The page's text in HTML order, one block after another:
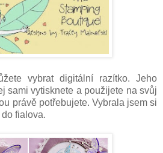
vybrat digitální razítko. Jeho
sami vytisknete a použijete na svůj
právě potřebujete. Vybrala jsem si
fialova.